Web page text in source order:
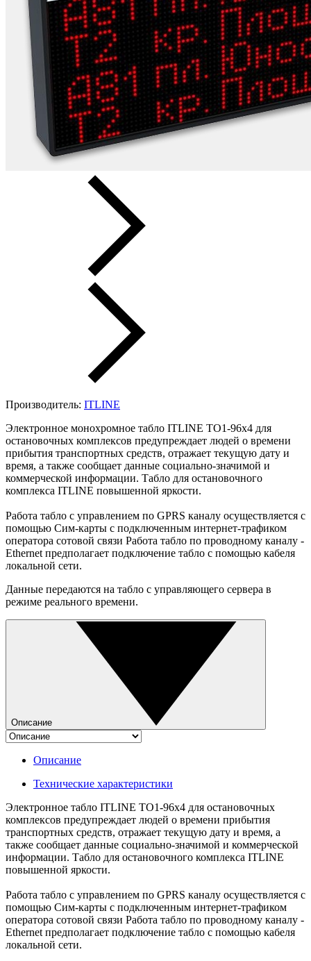
Производитель: ITLINE
Электронное монохромное табло ITLINE ТО1-96x4 для
остановочных комплексов предупреждает людей о времени
прибытия транспортных средств, отражает текущую дату и
время, а также сообщает данные социально-значимой и
коммерческой информации. Табло для остановочного
комплекса ITLINE повышенной яркости.
Работа табло с управлением по GPRS каналу осуществляется с
помощью Сим-карты с подключенным интернет-трафиком
оператора сотовой связи Работа табло по проводному каналу -
Ethernet предполагает подключение табло с помощью кабеля
локальной сети.
Данные передаются на табло с управляющего сервера в
режиме реального времени.
Описание
Описание
Технические характеристики
Электронное табло ITLINE ТО1-96x4 для остановочных
комплексов предупреждает людей о времени прибытия
транспортных средств, отражает текущую дату и время, а
также сообщает данные социально-значимой и коммерческой
информации. Табло для остановочного комплекса ITLINE
повышенной яркости.
Работа табло с управлением по GPRS каналу осуществляется с
помощью Сим-карты с подключенным интернет-трафиком
оператора сотовой связи Работа табло по проводному каналу -
Ethernet предполагает подключение табло с помощью кабеля
локальной сети.